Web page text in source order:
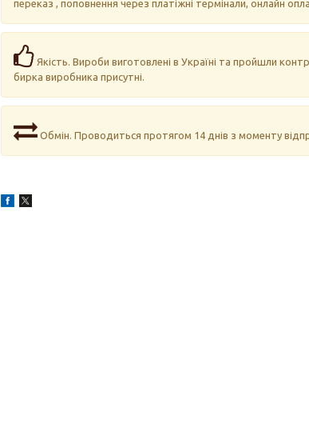
переказ , поповнення через платіжні термінали, онлайн
Якість. Вироби виготовлені в Україні та пройшли
бирка виробника присутні.
Обмін. Проводиться протягом 14 днів з моменту